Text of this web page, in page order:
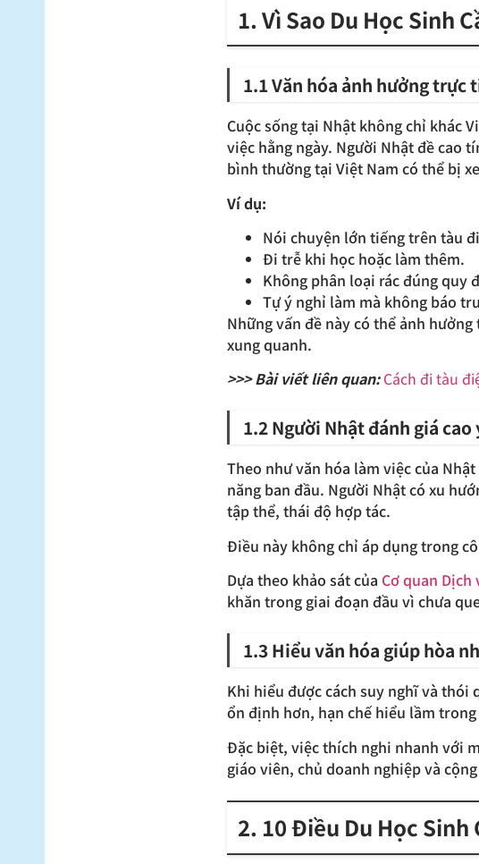
1. Vì Sao Du Học Sinh
1.1 Văn hóa ảnh hưởng trực
Cuộc sống tại Nhật không chỉ khác
việc hằng ngày. Người Nhật đề cao
bình thường tại Việt Nam có thể bị
Ví dụ:
Nói chuyện lớn tiếng trên tàu
Đi trễ khi học hoặc làm thêm.
Không phân loại rác đúng quy
Tự ý nghỉ làm mà không báo
Những vấn đề này có thể ảnh
xung quanh.
>>> Bài viết liên quan:Cách đi tàu
1.2 Người Nhật đánh giá
Theo như văn hóa làm việc của
năng ban đầu. Người Nhật có xu
tập thể, thái độ hợp tác.
Điều này không chỉ áp dụng trong
Dựa theo khảo sát của Cơ quan Dịch
khăn trong giai đoạn đầu vì chưa
1.3 Hiểu văn hóa giúp hòa
Khi hiểu được cách suy nghĩ và thói
ổn định hơn, hạn chế hiểu lầm
Đặc biệt, việc thích nghi nhanh với
giáo viên, chủ doanh nghiệp và
2. 10 Điều Du Học